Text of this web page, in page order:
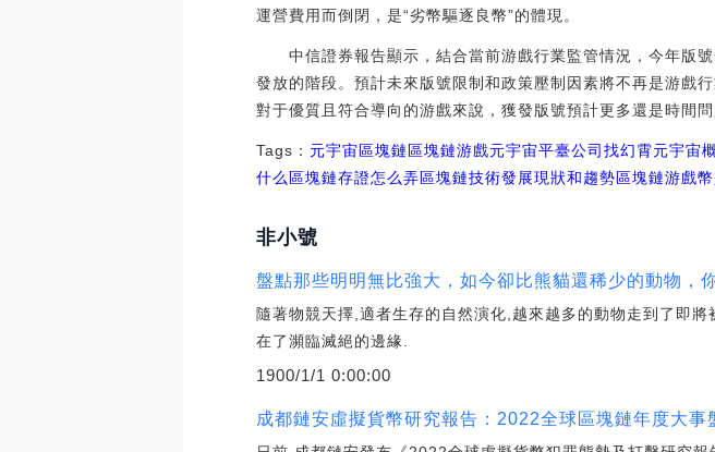
運營費用而倒閉，是“劣幣驅逐良幣”的體現。
中信證券報告顯示，結合當前游戲行業監管情況，今年版號
發放的階段。預計未來版號限制和政策壓制因素將不再是游戲
對于優質且符合導向的游戲來說，獲發版號預計更多還是時間
Tags： 元宇宙區塊鏈 區塊鏈游戲元宇宙平臺公司找幻霄元宇宙
什么 區塊鏈存證怎么弄區塊鏈技術發展現狀和趨勢區塊鏈游戲
非小號
盤點那些明明無比強大，如今卻比熊貓還稀少的動物，
隨著物競天擇,適者生存的自然演化,越來越多的動物走到了即
在了瀕臨滅絕的邊緣.
1900/1/1 0:00:00
成都鏈安虛擬貨幣研究報告：2022全球區塊鏈年度大事